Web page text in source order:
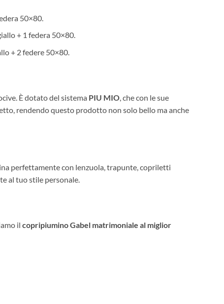
50×80.
+ 1 federa 50×80.
+ 2 federe 50×80.
È dotato del sistema PIU MIO , che con le sue
rendendo questo prodotto non solo bello ma anche
perfettamente con lenzuola, trapunte, copriletti
al tuo stile personale.
il copripiumino Gabel matrimoniale al miglior